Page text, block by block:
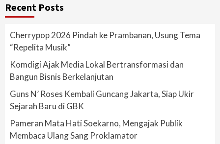
Recent Posts
Cherrypop 2026 Pindah ke Prambanan, Usung Tema
“Repelita Musik”
Komdigi Ajak Media Lokal Bertransformasi dan
Bangun Bisnis Berkelanjutan
Guns N’ Roses Kembali Guncang Jakarta, Siap Ukir
Sejarah Baru di GBK
Pameran Mata Hati Soekarno, Mengajak Publik
Membaca Ulang Sang Proklamator